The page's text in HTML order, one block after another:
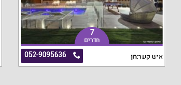
7
חדרים
052-9095636 איש קשר:חן